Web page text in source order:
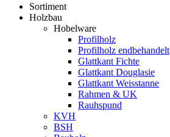
Sortiment
Holzbau
Hobelware
Profilholz
Profilholz endbehandelt
Glattkant Fichte
Glattkant Douglasie
Glattkant Weisstanne
Rahmen & UK
Rauhspund
KVH
BSH